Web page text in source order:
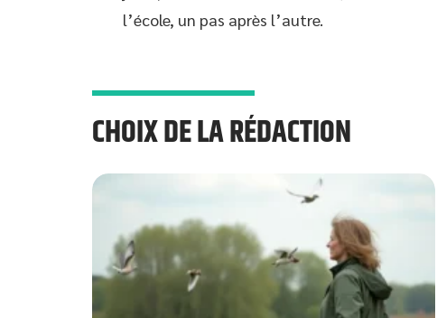
l’école, un pas après l’autre.
CHOIX DE LA RÉDACTION